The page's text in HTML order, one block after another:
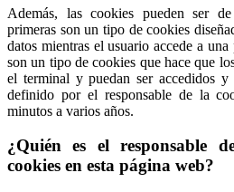
Además, las cookies pueden ser
primeras son un tipo de cookies
datos mientras el usuario accede a
son un tipo de cookies que hace que
el terminal y puedan ser accedidos y
definido por el responsable de la
minutos a varios años.
¿Quién es el responsable
cookies en esta página web?